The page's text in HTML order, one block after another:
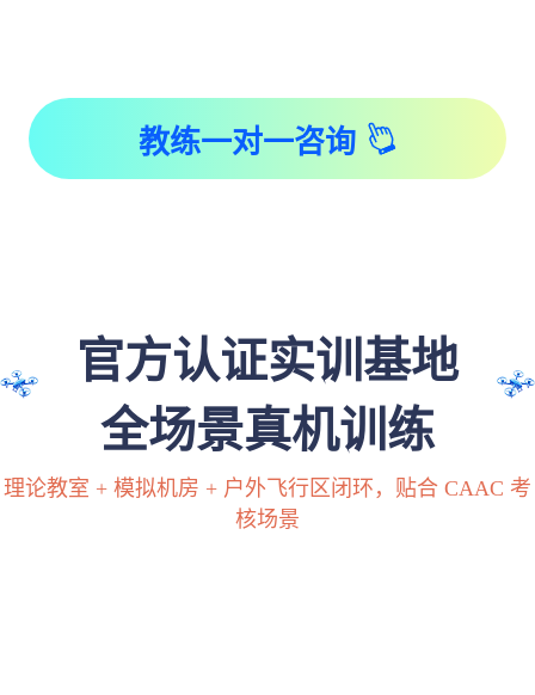
教练一对一咨询
官方认证实训基地
全场景真机训练
理论教室 + 模拟机房 + 户外飞行区闭环，贴合 CAAC 考
核场景